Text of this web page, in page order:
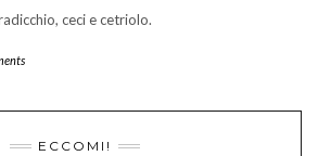
ceci e cetriolo.
ECCOMI!